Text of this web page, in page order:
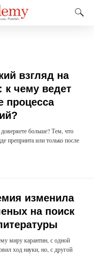
взгляд на
к чему ведет
процесса
больше? Тем, что
препринта или только после
изменила
на поиск
миру карантин, с одной
ход науки, но, с другой